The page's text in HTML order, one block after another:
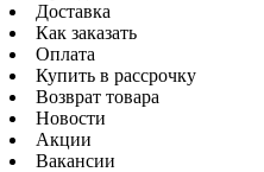
Доставка
Как заказать
Оплата
Купить в рассрочку
Возврат товара
Новости
Акции
Вакансии